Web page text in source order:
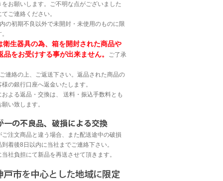
お願いします。ご不明な点がございました
ご連絡ください。
の初期不良以外で未開封・未使用のものに限
衛生器具の為、箱を開封された商品や
品をお受けする事が出来ません。
ご了承
連絡の上、ご返送下さい。返品された商品の
の銀行口座へ返金いたします。
よる返品・交換は、 送料・振込手数料とも
い致します。
注文商品と違う場合、また配送途中の破損
着後8日以内に当社までご連絡下さい。
社負担にて新品を再送させて頂きます。